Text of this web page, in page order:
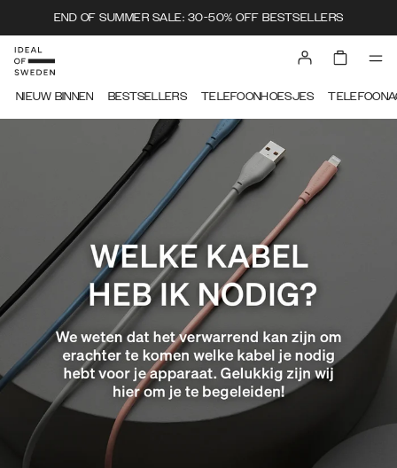
END OF SUMMER SALE: 30-50% OFF BESTSELLERS
IDEAL OF SWEDEN
NIEUW BINNEN BESTSELLERS TELEFOONHOESJES